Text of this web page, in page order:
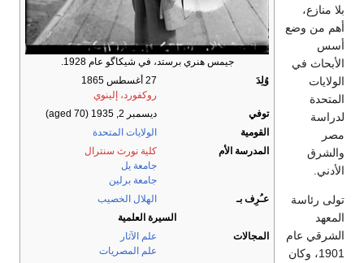
جيمس هنري برستد، في شيكاگو عام 1928.
وُلِدَ
27 أغسطس 1865
روكفورد، إلينوي
توفي
ديسمبر 2, 1935
(aged 70)
القومية
الولايات المتحدة
المدرسة الأم
كلية نورث سنترال
جامعة يل
جامعة برلين
عـُرِف بـ
الهلال الخصيب
السيرة العلمية
المجالات
علم الآثار
علم المصريات
بلا منازع،
أهم من وضع
أسس
الأبحاث في
الولايات
المتحدة
لدراسة
مصر
والشرق
الأدني.
تولى رئاسة
المعهد
الشرقي عام
1901، وكان